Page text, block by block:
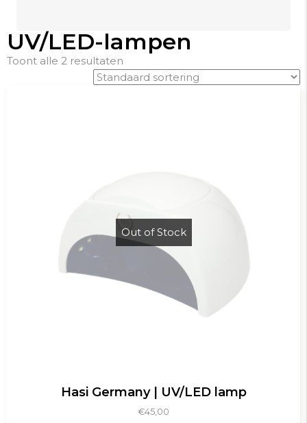
UV/LED-lampen
Toont alle 2 resultaten
Out of Stock
Hasi Germany | UV/LED lamp
€45,00